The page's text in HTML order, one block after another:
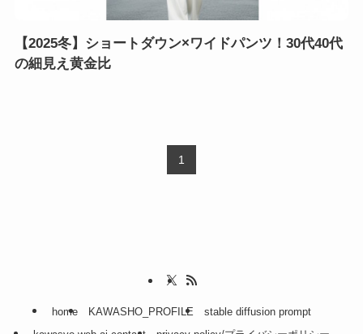
【2025冬】ショートダウン×ワイドパンツ！30代40代
の細見え黄金比
1
home KAWASHO_PROFILE
stable diffusion prompt